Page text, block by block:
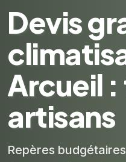
Devis
Arcueil
artisans
Repères